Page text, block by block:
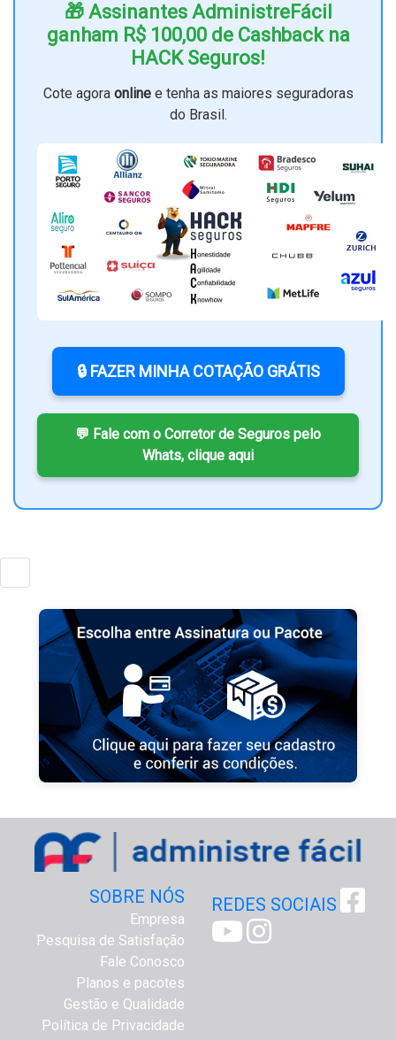
🎁 Assinantes AdministreFácil
ganham R$ 100,00 de Cashback na
HACK Seguros!
Cote agora onlinee tenha as maiores seguradoras
do Brasil.
🔒 FAZER MINHA COTAÇÃO GRÁTIS
💬 Fale com o Corretor de Seguros pelo
Whats, clique aqui
SOBRE NÓS
Empresa
Pesquisa de Satisfação
Fale Conosco
Planos e pacotes
Gestão e Qualidade
Política de Privacidade
REDES SOCIAIS